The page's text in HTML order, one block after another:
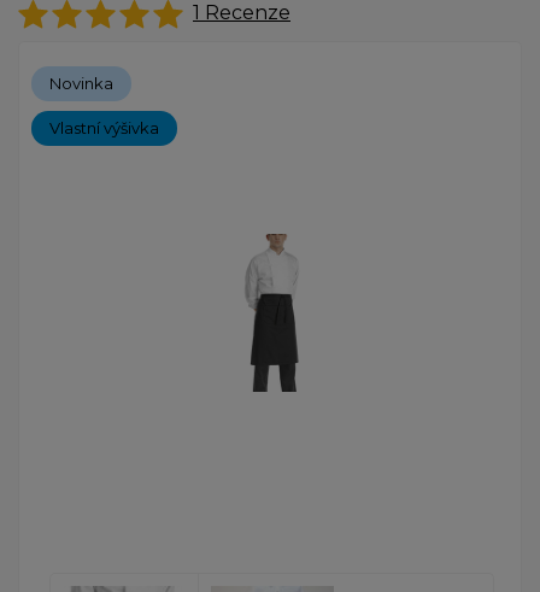
1 Recenze
Novinka
Vlastní výšivka